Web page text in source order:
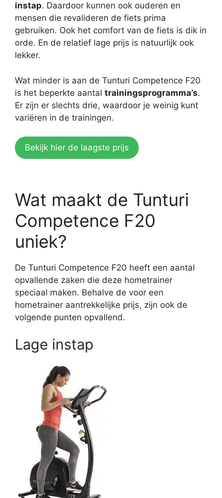
instap. Daardoor kunnen ook ouderen en
mensen die revalideren de fiets prima
gebruiken. Ook het comfort van de fiets is dik in
orde. En de relatief lage prijs is natuurlijk ook
lekker.
Wat minder is aan de Tunturi Competence F20
is het beperkte aantal trainingsprogramma’s.
Er zijn er slechts drie, waardoor je weinig kunt
variëren in de trainingen.
Bekijk hier de laagste prijs
Wat maakt de Tunturi
Competence F20
uniek?
De Tunturi Competence F20 heeft een aantal
opvallende zaken die deze hometrainer
speciaal maken. Behalve de voor een
hometrainer aantrekkelijke prijs, zijn ook de
volgende punten opvallend.
Lage instap